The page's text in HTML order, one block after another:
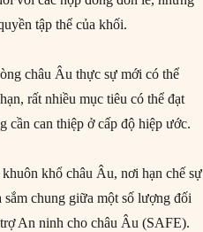
tập thể của khối.
châu Âu thực sự mới có thể
rất nhiều mục tiêu có thể đạt
cần can thiệp ở cấp độ hiệp ước.
khổ châu Âu, nơi hạn chế sự
chung giữa một số lượng đối
An ninh cho châu Âu (SAFE).